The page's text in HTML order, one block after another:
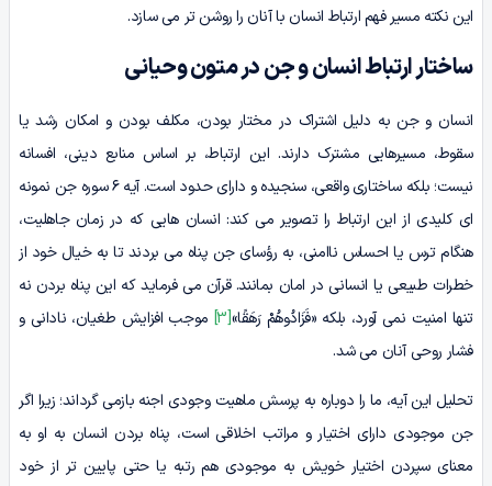
این نکته مسیر فهم ارتباط انسان با آنان را روشن تر می سازد.
ساختار ارتباط انسان و جن در متون وحیانی
انسان و جن به دلیل اشتراک در مختار بودن، مکلف بودن و امکان رشد یا
سقوط، مسیرهایی مشترک دارند. این ارتباط، بر اساس منابع دینی، افسانه
نیست؛ بلکه ساختاری واقعی، سنجیده و دارای حدود است. آیه ۶ سوره جن نمونه
ای کلیدی از این ارتباط را تصویر می کند: انسان هایی که در زمان جاهلیت،
هنگام ترس یا احساس ناامنی، به رؤسای جن پناه می بردند تا به خیال خود از
خطرات طبیعی یا انسانی در امان بمانند. قرآن می فرماید که این پناه بردن نه
تنها امنیت نمی آورد، بلکه «فَزَادُوهُمْ رَهَقًا»[3]
موجب افزایش طغیان، نادانی و
فشار روحی آنان می شد.
تحلیل این آیه، ما را دوباره به پرسش ماهیت وجودی اجنه بازمی گرداند؛ زیرا اگر
جن موجودی دارای اختیار و مراتب اخلاقی است، پناه بردن انسان به او به
معنای سپردن اختیار خویش به موجودی هم رتبه یا حتی پایین تر از خود